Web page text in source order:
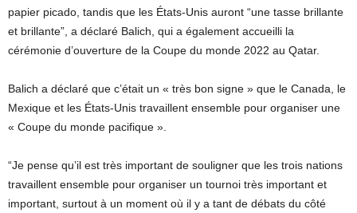
papier picado, tandis que les États-Unis auront “une tasse brillante
et brillante”, a déclaré Balich, qui a également accueilli la
cérémonie d’ouverture de la Coupe du monde 2022 au Qatar.
Balich a déclaré que c’était un « très bon signe » que le Canada, le
Mexique et les États-Unis travaillent ensemble pour organiser une
« Coupe du monde pacifique ».
“Je pense qu’il est très important de souligner que les trois nations
travaillent ensemble pour organiser un tournoi très important et
important, surtout à un moment où il y a tant de débats du côté